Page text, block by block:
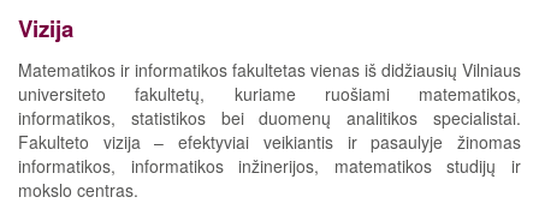
Vizija
Matematikos ir informatikos fakultetas vienas iš didžiausių Vilniaus
universiteto fakultetų, kuriame ruošiami matematikos,
informatikos, statistikos bei duomenų analitikos specialistai.
Fakulteto vizija – efektyviai veikiantis ir pasaulyje žinomas
informatikos, informatikos inžinerijos, matematikos studijų ir
mokslo centras.